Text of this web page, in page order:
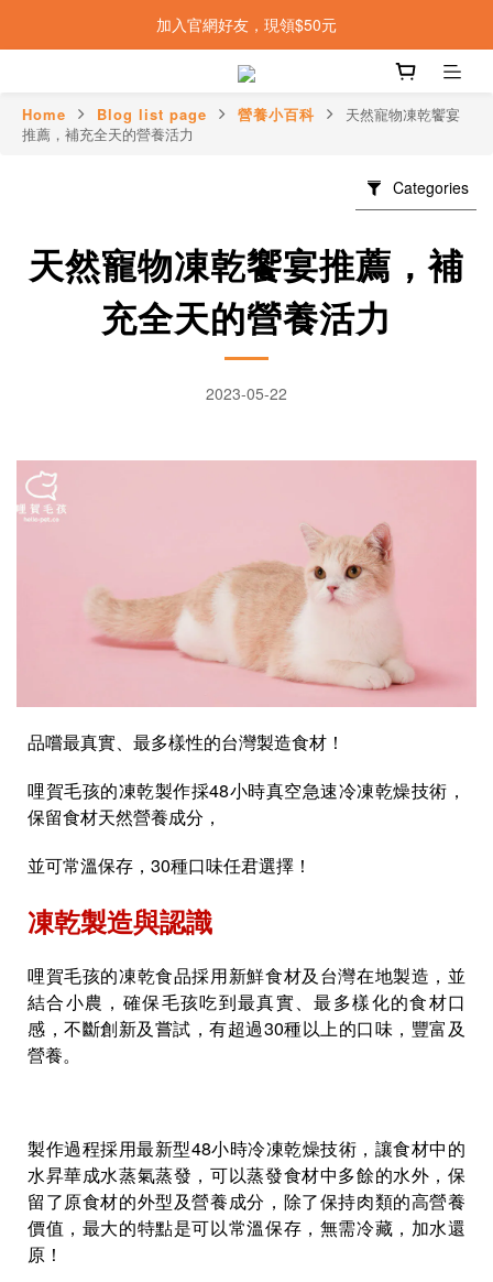
加入官網好友，現領$50元
Home Blog list page 營養小百科
天然寵物凍乾饗宴
推薦，補充全天的營養活力
Categories
天然寵物凍乾饗宴推薦，補
充全天的營養活力
2023-05-22
品嚐最真實、最多樣性的台灣製造食材！
哩賀毛孩的凍乾製作採48小時真空急速冷凍乾燥技術，
保留食材天然營養成分，
並可常溫保存，30種口味任君選擇！
凍乾製造與認識
哩賀毛孩的凍乾食品採用新鮮食材及台灣在地製造，並
結合小農，確保毛孩吃到最真實、最多樣化的食材口
感，不斷創新及嘗試，有超過30種以上的口味，豐富及
營養。
製作過程採用最新型48小時冷凍乾燥技術，讓食材中的
水昇華成水蒸氣蒸發，可以蒸發食材中多餘的水外，保
留了原食材的外型及營養成分，除了保持肉類的高營養
價值，最大的特點是可以常溫保存，無需冷藏，加水還
原！